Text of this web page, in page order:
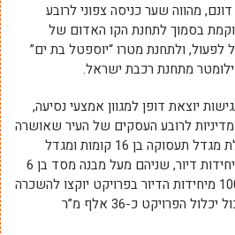
התוכנית, על שטח של כ-6.5 דונם, מהווה שער כניסה צפוני לרובע
בסמוך לתחנת הקו האדום של
ולתחנת מטרו “יוספטל בת ים”
יוצאת דופן למגוון אמצעי נסיעה,
להוראות תמ”א 70 ומדיניות לרובע העסקים של העיר שאושרה
על ידי הוועדה המחוזית, כוללת מגדל תעסוקה בן 16 קומות ומגדל
מגורים בן 30 קומות ובו 200 יחידות דיור, שניהם מעל מבנה מסד בן 6
קומות של מסחר ותעסוקה. 100 מיחידות הדיור בפרויקט יוקצו להשכרה
לתקופה של 25 שנים. סך הכול יכלול הפרויקט כ-36 אלף מ”ר